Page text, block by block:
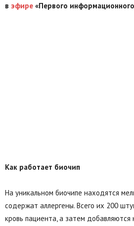
в эфире «Первого
Как работает биочип
На уникальном биочипе находятся
содержат аллергены. Всего их 200
кровь пациента, а затем